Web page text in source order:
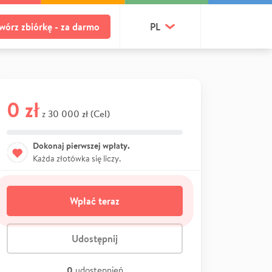
zbiórkę - za darmo PL
0 zł z 30 000 zł (Cel)
Dokonaj pierwszej wpłaty.
Każda złotówka się liczy.
Wpłać teraz
Udostępnij